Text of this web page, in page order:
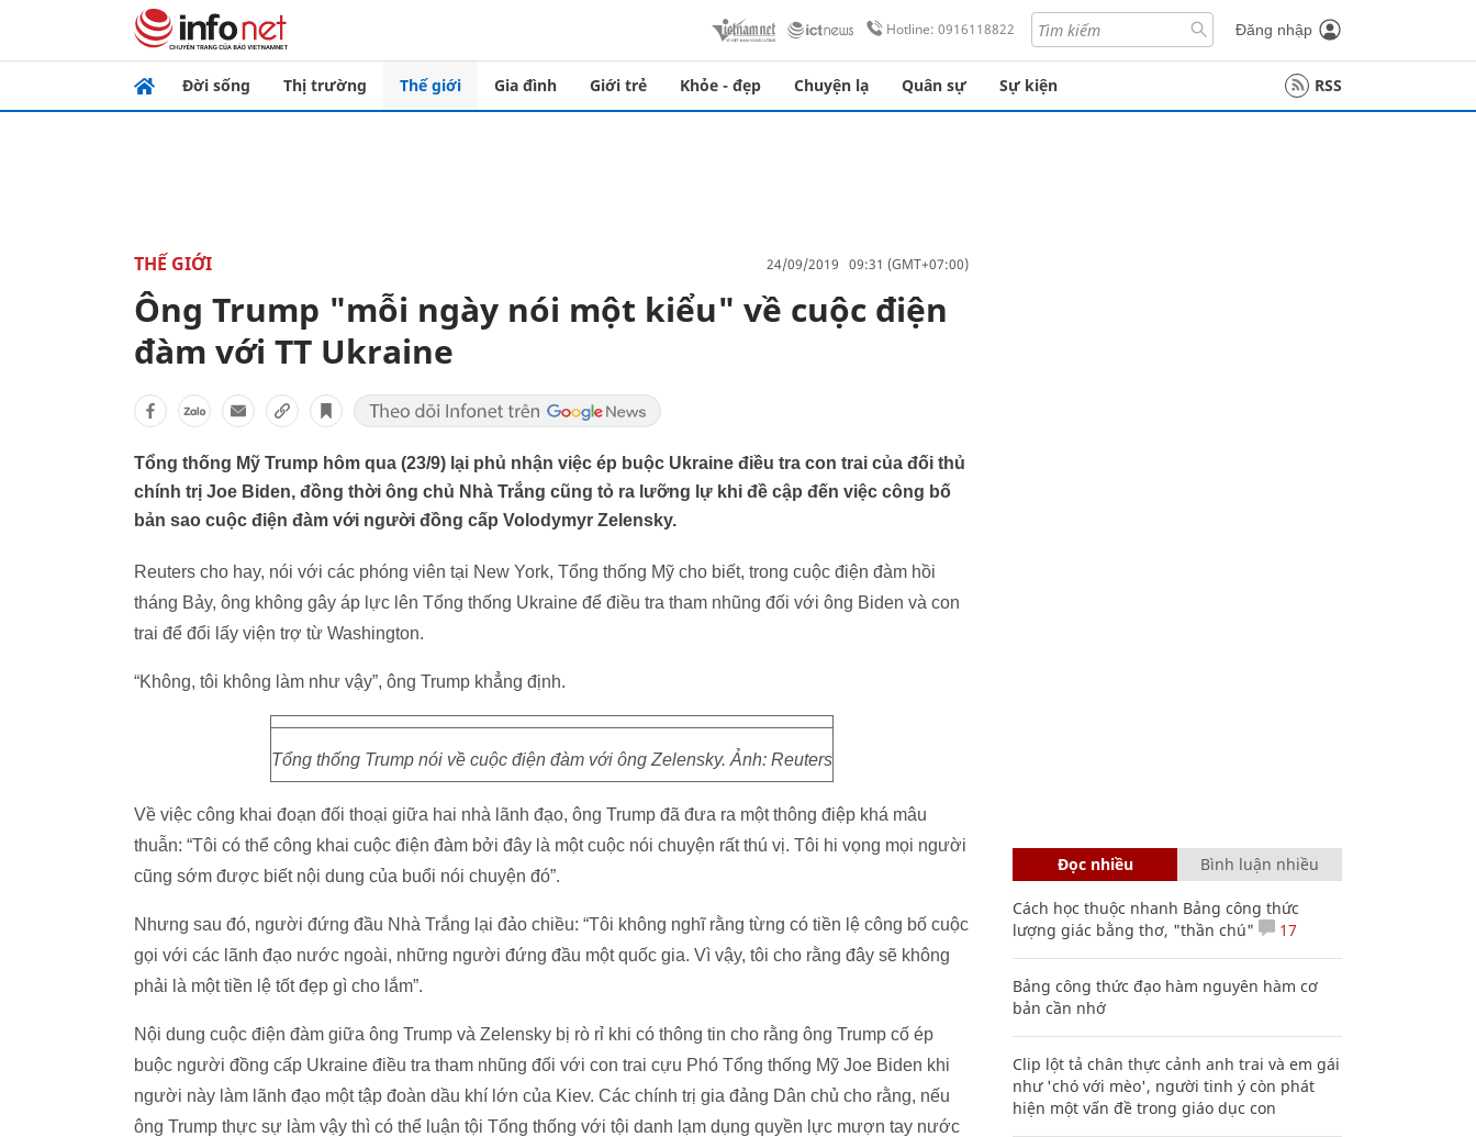
Hotline: 0916118822 Đăng nhập
Đời sống Thị trường Thế giới Gia đình Giới trẻ Khỏe - đẹp Chuyện lạ Quân sự Sự kiện RSS
THẾ GIỚI 24/09/2019 09:31 (GMT+07:00)
Ông Trump "mỗi ngày nói một kiểu" về cuộc điện
đàm với TT Ukraine
Tổng thống Mỹ Trump hôm qua (23/9) lại phủ nhận việc ép buộc Ukraine điều tra con trai của đối thủ
chính trị Joe Biden, đồng thời ông chủ Nhà Trắng cũng tỏ ra lưỡng lự khi đề cập đến việc công bố
bản sao cuộc điện đàm với người đồng cấp Volodymyr Zelensky.
Reuters cho hay, nói với các phóng viên tại New York, Tổng thống Mỹ cho biết, trong cuộc điện đàm hồi
tháng Bảy, ông không gây áp lực lên Tổng thống Ukraine để điều tra tham nhũng đối với ông Biden và con
trai để đổi lấy viện trợ từ Washington.
“Không, tôi không làm như vậy”, ông Trump khẳng định.
Tổng thống Trump nói về cuộc điện đàm với ông Zelensky. Ảnh: Reuters
Về việc công khai đoạn đối thoại giữa hai nhà lãnh đạo, ông Trump đã đưa ra một thông điệp khá mâu
thuẫn: “Tôi có thể công khai cuộc điện đàm bởi đây là một cuộc nói chuyện rất thú vị. Tôi hi vọng mọi người
cũng sớm được biết nội dung của buổi nói chuyện đó”.
Nhưng sau đó, người đứng đầu Nhà Trắng lại đảo chiều: “Tôi không nghĩ rằng từng có tiền lệ công bố cuộc
gọi với các lãnh đạo nước ngoài, những người đứng đầu một quốc gia. Vì vậy, tôi cho rằng đây sẽ không
phải là một tiền lệ tốt đẹp gì cho lắm”.
Nội dung cuộc điện đàm giữa ông Trump và Zelensky bị rò rỉ khi có thông tin cho rằng ông Trump cố ép
buộc người đồng cấp Ukraine điều tra tham nhũng đối với con trai cựu Phó Tổng thống Mỹ Joe Biden khi
người này làm lãnh đạo một tập đoàn dầu khí lớn của Kiev. Các chính trị gia đảng Dân chủ cho rằng, nếu
ông Trump thực sự làm vậy thì có thể luận tội Tổng thống với tội danh lạm dụng quyền lực mượn tay nước
Đọc nhiều Bình luận nhiều
Cách học thuộc nhanh Bảng công thức
lượng giác bằng thơ, "thần chú"
17
Bảng công thức đạo hàm nguyên hàm cơ
bản cần nhớ
Clip lột tả chân thực cảnh anh trai và em gái
như 'chó với mèo', người tinh ý còn phát
hiện một vấn đề trong giáo dục con